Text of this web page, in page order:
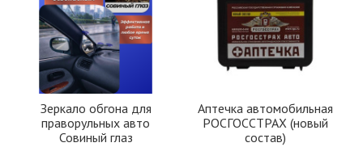
Зеркало обгона для
праворульных авто
Совиный глаз
Аптечка автомобильная
РОСГОССТРАХ (новый
состав)